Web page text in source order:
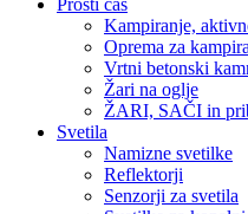
Prosti čas
Kampiranje,
Oprema za
Vrtni betonski
Žari na oglje
ŽARI, SAČI in
Svetila
Namizne svetilke
Reflektorji
Senzorji za svetila